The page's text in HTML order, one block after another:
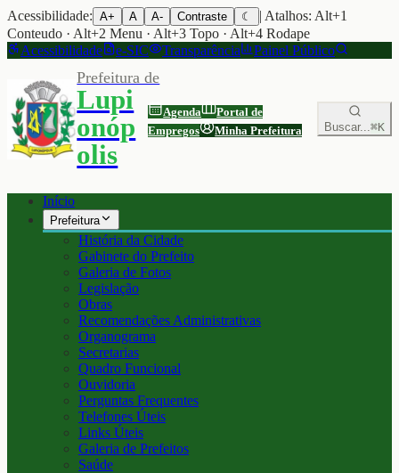
Acessibilidade: A+ A A- Contraste ☾
| Atalhos: Alt+1
Conteudo · Alt+2 Menu · Alt+3 Topo · Alt+4 Rodape
Acessibilidade
e-SIC Transparência Painel Público
Prefeitura de
Lupi
onóp
olis
Agenda
Portal de
Empregos
Minha Prefeitura Buscar...⌘K
Início
Prefeitura
História da Cidade
Gabinete do Prefeito
Galeria de Fotos
Legislação
Obras
Recomendações Administrativas
Organograma
Secretarias
Quadro Funcional
Ouvidoria
Perguntas Frequentes
Telefones Úteis
Links Úteis
Galeria de Prefeitos
Saúde